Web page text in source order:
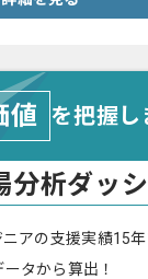
値 を把握
分析ダッ
アの支援実績15
タから算出！